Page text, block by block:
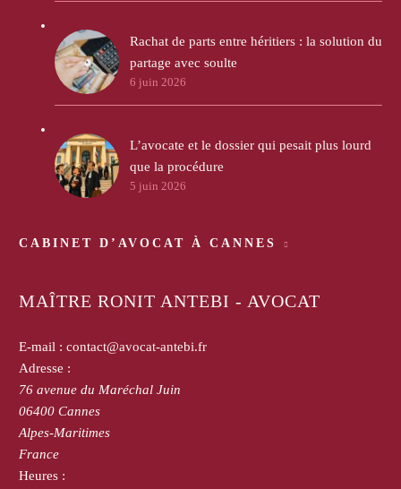
Rachat de parts entre héritiers : la solution du
partage avec soulte
6 juin 2026
L’avocate et le dossier qui pesait plus lourd
que la procédure
5 juin 2026
CABINET D’AVOCAT À CANNES
MAÎTRE RONIT ANTEBI - AVOCAT
E-mail : contact@avocat-antebi.fr
Adresse :
76 avenue du Maréchal Juin
06400 Cannes
Alpes-Maritimes
France
Heures :